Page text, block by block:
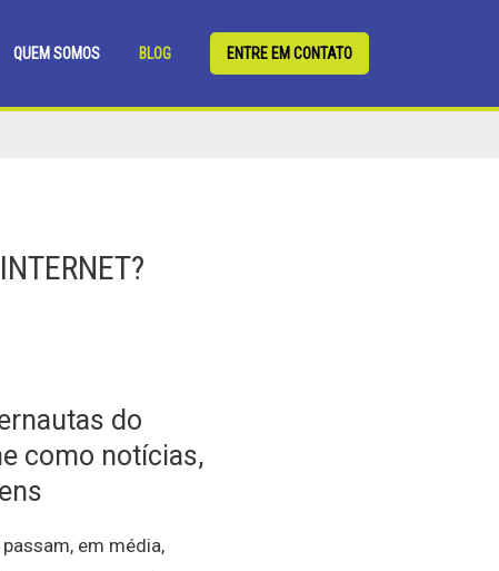
QUEM SOMOS BLOG ENTRE EM CONTATO
do
como notícias,
em média,